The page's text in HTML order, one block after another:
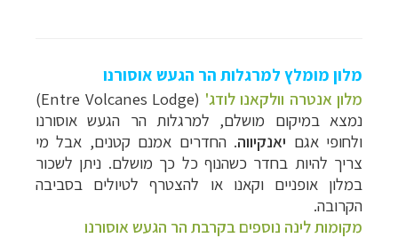
מלון מומלץ למרגלות הר הגעש אוסורנו
מלון אנטרה וולקאנו לודג'
(Entre Volcanes Lodge)
נמצא במיקום מושלם, למרגלות הר הגעש אוסורנו
ולחופי אגם יאנקיווה. החדרים אמנם קטנים, אבל מי
צריך להיות בחדר כשהנוף כל כך מושלם. ניתן לשכור
במלון אופניים וקאנו או להצטרף לטיולים בסביבה
הקרובה.
מקומות לינה נוספים בקרבת הר הגעש אוסורנו